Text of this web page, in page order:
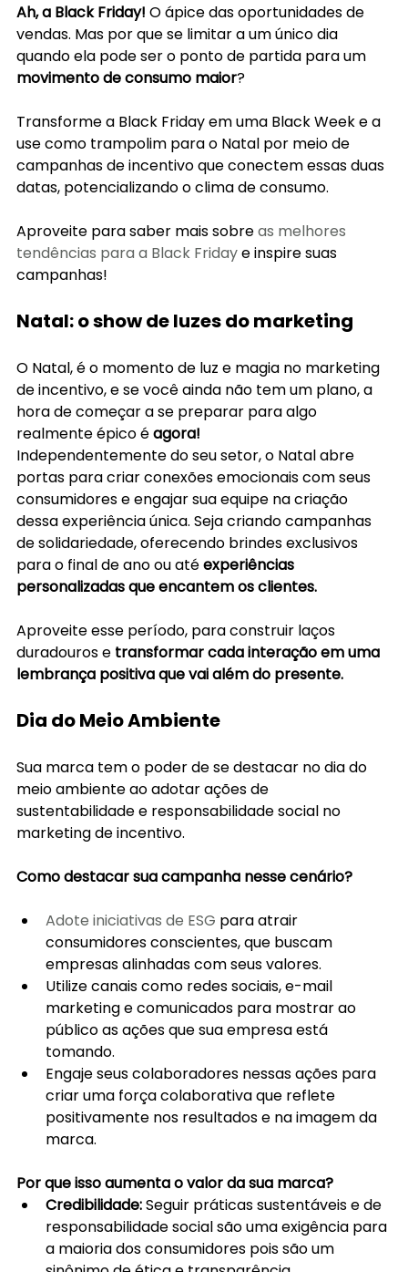
Ah, a Black Friday! O ápice das oportunidades de
vendas. Mas por que se limitar a um único dia
quando ela pode ser o ponto de partida para um
movimento de consumo maior?
Transforme a Black Friday em uma Black Week e a
use como trampolim para o Natal por meio de
campanhas de incentivo que conectem essas duas
datas, potencializando o clima de consumo.
Aproveite para saber mais sobre as melhores
tendências para a Black Friday e inspire suas
campanhas!
Natal: o show de luzes do marketing
O Natal, é o momento de luz e magia no marketing
de incentivo, e se você ainda não tem um plano, a
hora de começar a se preparar para algo
realmente épico é agora!
Independentemente do seu setor, o Natal abre
portas para criar conexões emocionais com seus
consumidores e engajar sua equipe na criação
dessa experiência única. Seja criando campanhas
de solidariedade, oferecendo brindes exclusivos
para o final de ano ou até experiências
personalizadas que encantem os clientes.
Aproveite esse período, para construir laços
duradouros e transformar cada interação em uma
lembrança positiva que vai além do presente.
Dia do Meio Ambiente
Sua marca tem o poder de se destacar no dia do
meio ambiente ao adotar ações de
sustentabilidade e responsabilidade social no
marketing de incentivo.
Como destacar sua campanha nesse cenário?
Adote iniciativas de ESG para atrair
consumidores conscientes, que buscam
empresas alinhadas com seus valores.
Utilize canais como redes sociais, e-mail
marketing e comunicados para mostrar ao
público as ações que sua empresa está
tomando.
Engaje seus colaboradores nessas ações para
criar uma força colaborativa que reflete
positivamente nos resultados e na imagem da
marca.
Por que isso aumenta o valor da sua marca?
Credibilidade: Seguir práticas sustentáveis e de
responsabilidade social são uma exigência para
a maioria dos consumidores pois são um